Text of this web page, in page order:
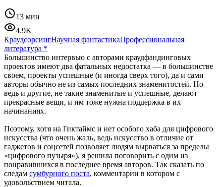
13 мин
4.9K
КраудсорсингНаучная фантастикаПрофессиональная
литература *
Большинство интервью с авторами краудфандинговых
проектов имеют два фатальных недостатка — в большинстве
своем, проекты успешные (и иногда сверх того), да и сами
авторы обычно не из самых последних знаменитостей. Но
ведь и другие, не такие знаменитые и успешные, делают
прекрасные вещи, и им тоже нужна поддержка в их
начинаниях.
Поэтому, хотя на Гиктаймс и нет особого хаба для цифрового
искусства (что очень жаль, ведь искусство в отличие от
гаджетов и соцсетей позволяет людям вырваться за пределы
«цифрового пузыря»), я решила поговорить с одим из
понравившихся в последнее время авторов. Так сказать по
следам сумбурного поста, комментарии в котором с
удовольствием читала.